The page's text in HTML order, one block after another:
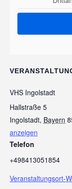
VHS Ingolstadt
Hallstraße 5
Ingolstadt, Bayern
anzeigen
Telefon
+498413051854
Veranstaltungsort-